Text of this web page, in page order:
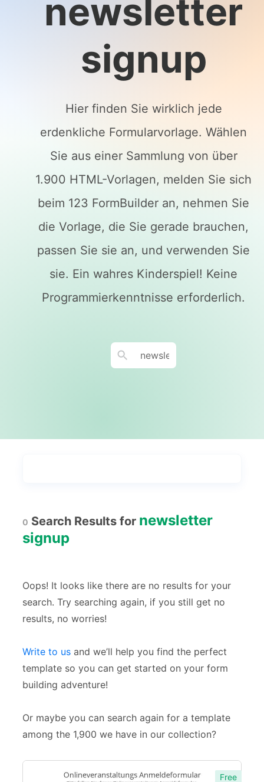
newsletter
signup
Hier finden Sie wirklich jede
erdenkliche Formularvorlage. Wählen
Sie aus einer Sammlung von über
1.900 HTML-Vorlagen, melden Sie sich
beim 123 FormBuilder an, nehmen Sie
die Vorlage, die Sie gerade brauchen,
passen Sie sie an, und verwenden Sie
sie. Ein wahres Kinderspiel! Keine
Programmierkenntnisse erforderlich.
0 Search Results for newsletter
signup
Oops! It looks like there are no results for your
search. Try searching again, if you still get no
results, no worries!
Write to us and we’ll help you find the perfect
template so you can get started on your form
building adventure!
Or maybe you can search again for a template
among the 1,900 we have in our collection?
Free